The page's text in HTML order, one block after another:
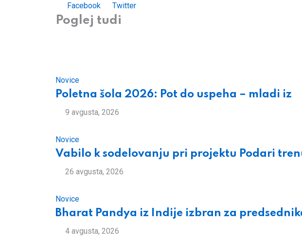
Facebook Twitter
Poglej tudi
Novice
Poletna šola 2026: Pot do uspeha – mladi iz
9 avgusta, 2026
Novice
Vabilo k sodelovanju pri projektu Podari
26 avgusta, 2026
Novice
Bharat Pandya iz Indije izbran za
4 avgusta, 2026